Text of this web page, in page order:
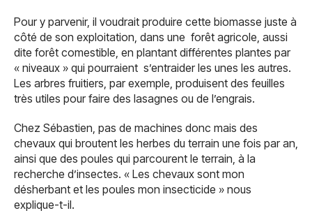
Pour y parvenir, il voudrait produire cette biomasse juste à
côté de son exploitation, dans une forêt agricole, aussi
dite forêt comestible, en plantant différentes plantes par
« niveaux » qui pourraient s’entraider les unes les autres.
Les arbres fruitiers, par exemple, produisent des feuilles
très utiles pour faire des lasagnes ou de l’engrais.
Chez Sébastien, pas de machines donc mais des
chevaux qui broutent les herbes du terrain une fois par an,
ainsi que des poules qui parcourent le terrain, à la
recherche d’insectes. « Les chevaux sont mon
désherbant et les poules mon insecticide » nous
explique-t-il.